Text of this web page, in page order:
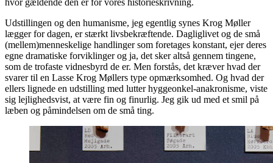
Udstillingen og den humanisme, jeg egentlig synes Krog Møller
lægger for dagen, er stærkt livsbekræftende. Dagliglivet og de små
(mellem)menneskelige handlinger som foretages konstant, ejer deres
egne dramatiske forviklinger og ja, det sker altså gennem tingene,
som de trofaste vidnesbyrd de er. Men forstås, det kræver hvad der
svarer til en Lasse Krog Møllers type opmærksomhed. Og hvad der
ellers lignede en udstilling med lutter hyggeonkel-anakronisme, viste
sig lejlighedsvist, at være fin og finurlig. Jeg gik ud med et smil på
læben og påmindelsen om de små ting.